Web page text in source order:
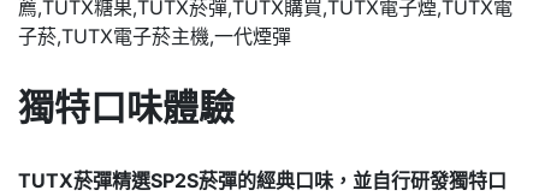
獨特口味體驗
TUTX菸彈精選SP2S菸彈的經典口味，並自行研發獨特口